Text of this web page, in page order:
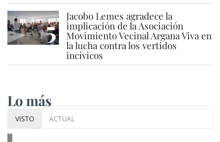
5 Jacobo Lemes agradece la
implicación de la Asociación
Movimiento Vecinal Argana Viva en
la lucha contra los vertidos
incívicos
Lo más
VISTO ACTUAL